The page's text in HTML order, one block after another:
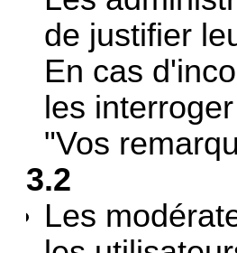
de justifier
En cas
les
"Vos
3.2
Les